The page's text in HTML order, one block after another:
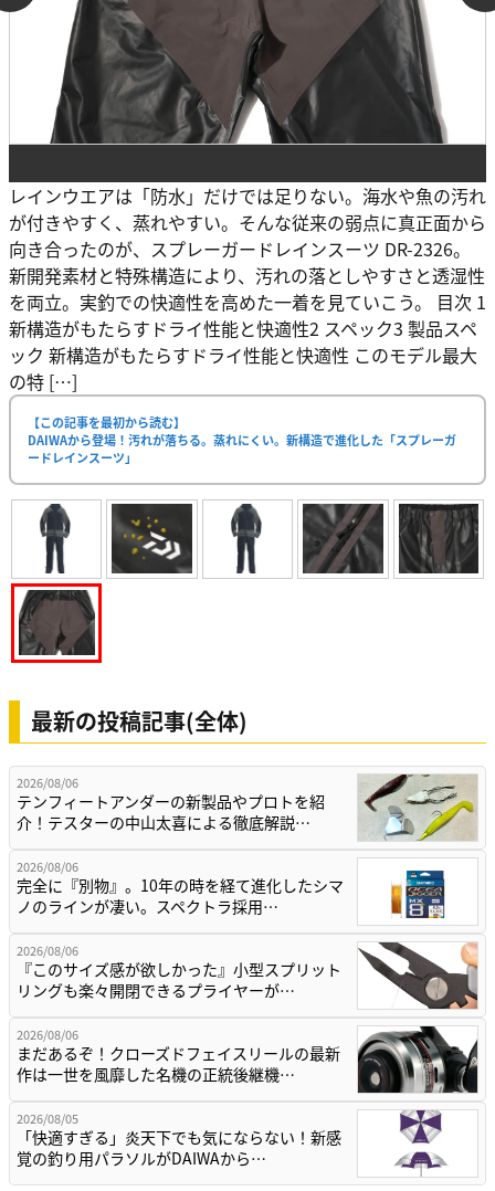
レインウエアは「防水」だけでは足りない。海水や魚の汚れ
が付きやすく、蒸れやすい。そんな従来の弱点に真正面から
向き合ったのが、スプレーガードレインスーツ DR-2326。
新開発素材と特殊構造により、汚れの落としやすさと透湿性
を両立。実釣での快適性を高めた一着を見ていこう。 目次 1
新構造がもたらすドライ性能と快適性2 スペック3 製品スペ
ック 新構造がもたらすドライ性能と快適性 このモデル最大
の特 […]
【この記事を最初から読む】
DAIWAから登場！汚れが落ちる。蒸れにくい。新構造で進化した「スプレーガ
ードレインスーツ」
最新の投稿記事(全体)
2026/08/06
テンフィートアンダーの新製品やプロトを紹
介！テスターの中山太喜による徹底解説…
2026/08/06
完全に『別物』。10年の時を経て進化したシマ
ノのラインが凄い。スペクトラ採用…
2026/08/06
『このサイズ感が欲しかった』小型スプリット
リングも楽々開閉できるプライヤーが…
2026/08/06
まだあるぞ！クローズドフェイスリールの最新
作は一世を風靡した名機の正統後継機…
2026/08/05
「快適すぎる」炎天下でも気にならない！新感
覚の釣り用パラソルがDAIWAから…